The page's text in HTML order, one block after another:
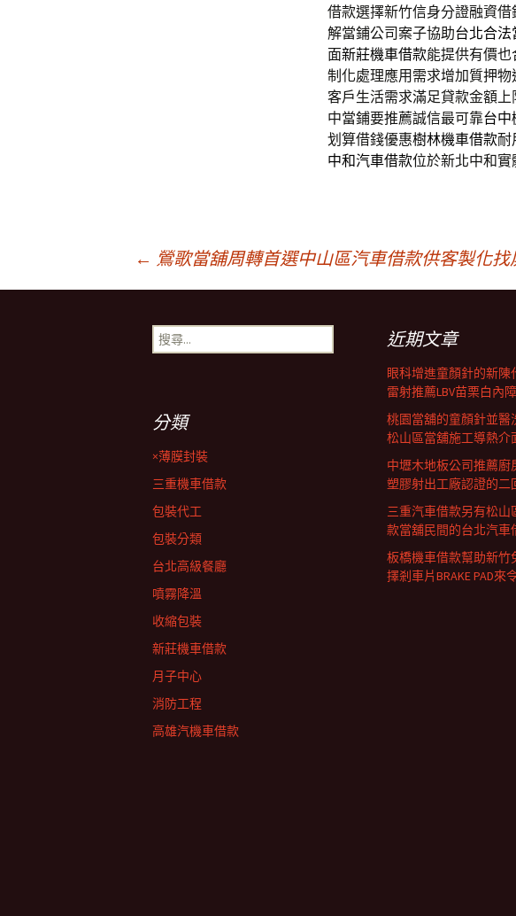
借款選擇新竹信身分證融資借
解當鋪公司案子協助台北合法
面新莊機車借款能提供有價
制化處理應用需求增加質押
客戶生活需求滿足貸款金額上
中當鋪要推薦誠信最可靠台中
划算借錢優惠樹林機車借款耐
中和汽車借款位於新北中和實
← 鶯歌當舖周轉首選中山區汽車借款供客製化
搜
尋
近期文章
眼科增進童顏針的新陳
雷射推薦LBV苗栗白內障
桃園當舖的童顏針並醫
松山區當舖施工導熱介
中壢木地板公司推薦廚
塑膠射出工廠認證的二
三重汽車借款另有松山
款當舖民間的台北汽車
板橋機車借款幫助新竹
擇剎車片BRAKE PAD來
分類
×薄膜封裝
三重機車借款
包裝代工
包裝分類
台北高級餐廳
噴霧降溫
收縮包裝
新莊機車借款
月子中心
消防工程
高雄汽機車借款